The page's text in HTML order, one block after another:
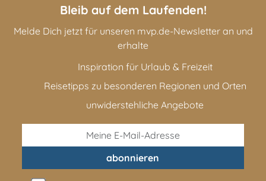
Bleib auf dem Laufenden!
Melde Dich jetzt für unseren mvp.de-Newsletter an und
erhalte
Inspiration für Urlaub & Freizeit
Reisetipps zu besonderen Regionen und Orten
unwiderstehliche Angebote
abonnieren